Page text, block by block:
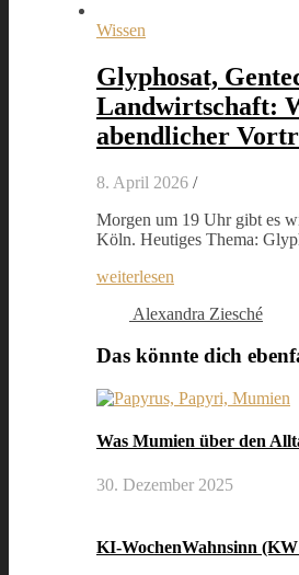
Wissen
Glyphosat,
Landwirtschaft:
abendlicher
8. April 2026 /
Morgen um 19 Uhr gibt es
Köln. Heutiges Thema:
weiterlesen
Alexandra Ziesché
Das könnte dich
Was Mumien über den
30. Dezember 2025
KI-WochenWahnsinn